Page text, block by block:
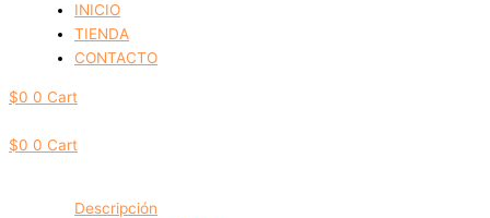
INICIO
TIENDA
CONTACTO
$0 0 Cart
$0 0 Cart
Descripción